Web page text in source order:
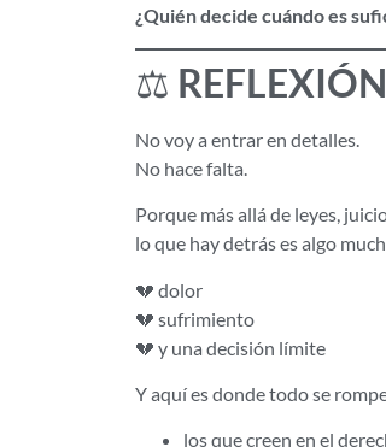
¿Quién decide cuándo es
⚖️ REFLEXIÓN
No voy a entrar en detalles.
No hace falta.
Porque más allá de leyes,
lo que hay detrás es algo
💔 dolor
💔 sufrimiento
💔 y una decisión límite
Y aquí es donde todo se
los que creen en el